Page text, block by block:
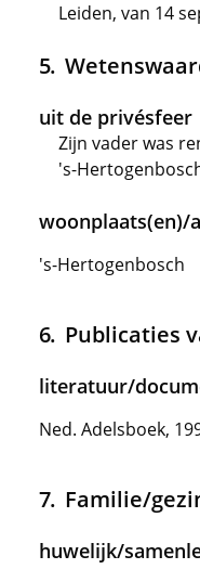
Leiden, van 14
uit de privésfeer
Zijn vader was
's-
woonplaats(en)/
's-Hertogenbosch
Publicaties
literatuur/
Ned. Adelsboek,
Familie/
huwelijk/